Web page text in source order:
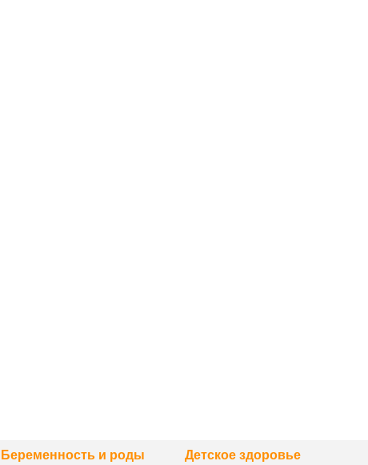
Беременность и роды
Детское здоровье